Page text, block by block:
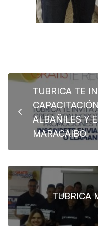
TUBRICA TE
ALBAÑILES Y
MARACAIBO.
TUBRICA